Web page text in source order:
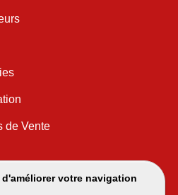
votre navigation
de Vente